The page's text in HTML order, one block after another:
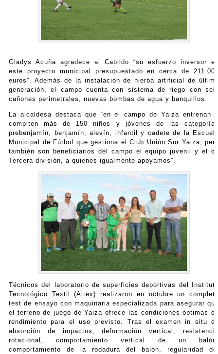
Gladys Acuña agradece al Cabildo “su esfuerzo inversor
este proyecto municipal presupuestado en cerca de
euros”. Además de la instalación de hierba artificial de
generación, el campo cuenta con sistema de riego con
cañones perimetrales, nuevas bombas de agua y banquillos.
La alcaldesa destaca que “en el campo de Yaiza entrenan
compiten más de 150 niños y jóvenes de las
prebenjamín, benjamín, alevín, infantil y cadete de la
Municipal de Fútbol que gestiona el Club Unión Sur Yaiza,
también son beneficiarios del campo el equipo juvenil y el
Tercera división, a quienes igualmente apoyamos”.
Técnicos del laboratorio de superficies deportivas del
Tecnológico Textil (Aitex) realizaron en octubre un
test de ensayo con maquinaria especializada para asegurar
el terreno de juego de Yaiza ofrece las condiciones óptimas
rendimiento para el uso previsto. Tras el examen in situ
absorción de impactos, deformación vertical,
rotacional, comportamiento vertical de un
comportamiento de la rodadura del balón, regularidad